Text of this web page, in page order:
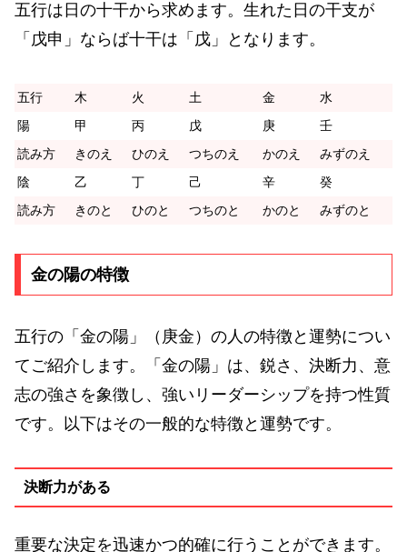
五行は日の十干から求めます。生れた日の干支が
「戊申」ならば十干は「戊」となります。
五行 木 火 土 金
水
陽
甲 丙 戊 庚
壬
読み方
きのえ ひのえ つちのえ かのえ
みずのえ
陰
乙 丁 己 辛
癸
読み方
きのと ひのと つちのと かのと みずのと
金の陽の特徴
五行の「金の陽」（庚金）の人の特徴と運勢につい
てご紹介します。「金の陽」は、鋭さ、決断力、意
志の強さを象徴し、強いリーダーシップを持つ性質
です。以下はその一般的な特徴と運勢です。
決断力がある
重要な決定を迅速かつ的確に行うことができます。